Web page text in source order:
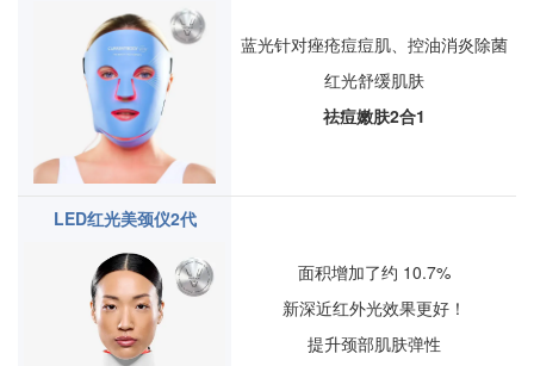
蓝光针对痤疮痘痘肌、控油消炎除菌
红光舒缓肌肤
祛痘嫩肤2合1
LED红光美颈仪2代
面积增加了约 10.7%
新深近红外光效果更好！
提升颈部肌肤弹性